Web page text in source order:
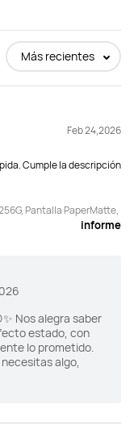
Tamaño
mm
Peso
Resolución
2800 x 1840
pantalla-cuerpo
Más recientes
Feb 24,2026
Cumple la descripción
Pantalla PaperMatte,
informe
Nos alegra saber
estado, con
lo prometido.
algo,